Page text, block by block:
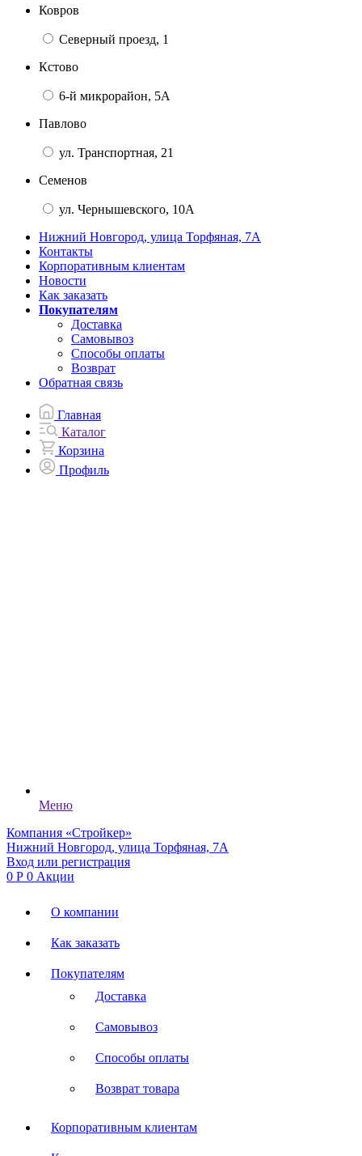
Ковров
Северный проезд, 1
Кстово
6-й микрорайон, 5А
Павлово
ул. Транспортная, 21
Семенов
ул. Чернышевского, 10А
Нижний Новгород, улица Торфяная, 7А
Контакты
Корпоративным клиентам
Новости
Как заказать
Покупателям
Доставка
Самовывоз
Способы оплаты
Возврат
Обратная связь
Главная
Каталог
Корзина
Профиль
Меню
Компания «Стройкер»
Нижний Новгород, улица Торфяная, 7А
Вход или регистрация
0 Р 0 Акции
О компании
Как заказать
Покупателям
Доставка
Самовывоз
Способы оплаты
Возврат товара
Корпоративным клиентам